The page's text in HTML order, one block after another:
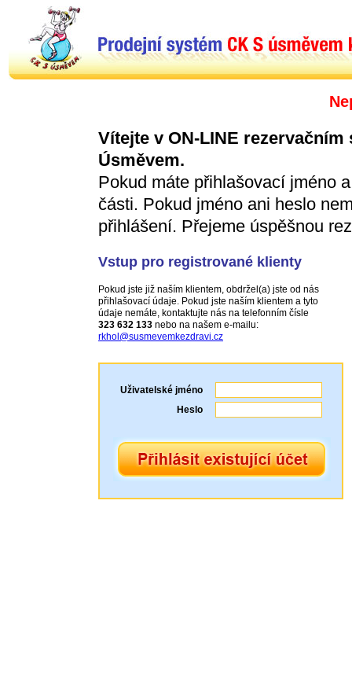
Vítejte v ON-LINE
Úsměvem.
Pokud máte přihlašovací jméno
části. Pokud jméno ani heslo
přihlášení. Přejeme úspěšnou
Vstup pro registrované klienty
Pokud jste již naším klientem, obdržel(a) jste od nás
přihlašovací údaje. Pokud jste naším klientem a tyto
údaje nemáte, kontaktujte nás na telefonním čísle
323 632 133 nebo na našem e-mailu:
rkhol@susmevemkezdravi.cz
Uživatelské jméno
Heslo